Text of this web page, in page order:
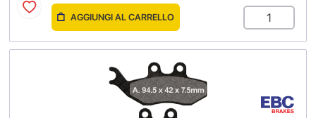
AGGIUNGI AL CARRELLO